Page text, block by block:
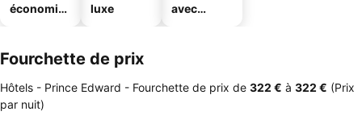
économiq
luxe
avec
Fourchette de prix
Hôtels - Prince Edward - Fourchette de prix de ‎322 € à ‎322 € (Prix
par nuit)